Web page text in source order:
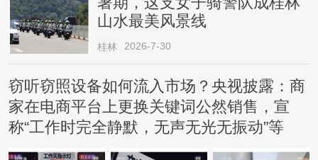
山水最美风景线
桂林 2026-7-30
窃听窃照设备如何流入市场？央视披露：商
家在电商平台上更换关键词公然销售，宣
称“工作时完全静默，无声无光无振动”等